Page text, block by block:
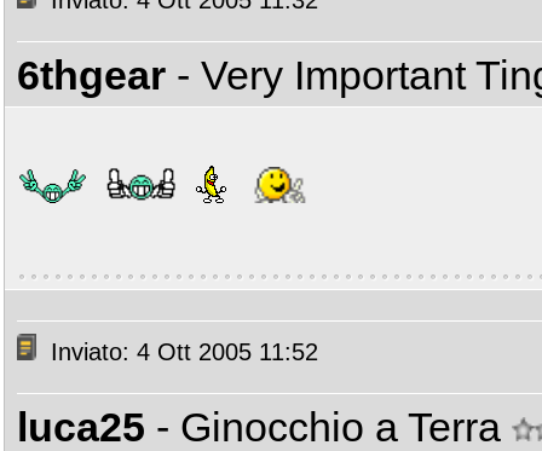
6thgear - Very Important
Inviato: 4 Ott 2005 11:52
luca25 - Ginocchio a Terra